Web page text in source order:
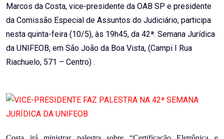
Marcos da Costa, vice-presidente da OAB SP e presidente
da Comissão Especial de Assuntos do Judiciário, participa
nesta quinta-feira (10/5), às 19h45, da 42ª. Semana Jurídica
da UNIFEOB, em São João da Boa Vista, (Campi I Rua
Riachuelo, 571 – Centro) .